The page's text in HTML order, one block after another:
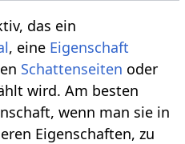
das ein
, eine Eigenschaft
Schattenseiten oder
wird. Am besten
wenn man sie in
Eigenschaften, zu